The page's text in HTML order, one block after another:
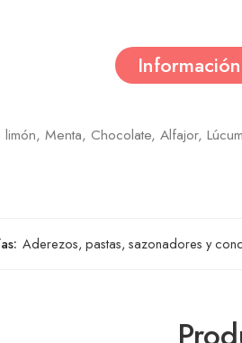
limón, Menta, Chocolate, Alfajor,
Aderezos, pastas, sazonadores y